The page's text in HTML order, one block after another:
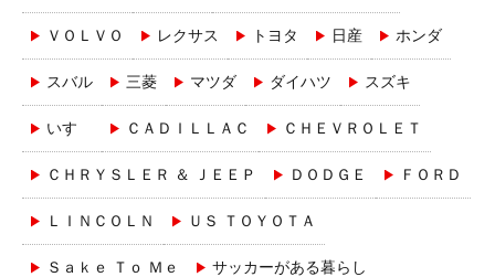
ＶＯＬＶＯ レクサス トヨタ 日産 ホンダ
スバル 三菱 マツダ ダイハツ スズキ
いすゞ ＣＡＤＩＬＬＡＣ ＣＨＥＶＲＯＬＥＴ
ＣＨＲＹＳＬＥＲ ＆ ＪＥＥＰ ＤＯＤＧＥ ＦＯＲＤ
ＬＩＮＣＯＬＮ ＵＳ ＴＯＹＯＴＡ
Ｓａｋｅ Ｔｏ Ｍｅ サッカーがある暮らし